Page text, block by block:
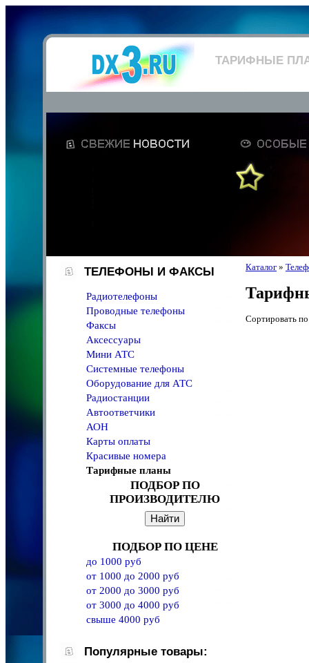
ТАРИФНЫЕ
ТЕЛЕФОНЫ И ФАКСЫ
Радиотелефоны
Проводные телефоны
Факсы
Аксессуары
Мини АТС
Системные телефоны
Оборудование для АТС
Радиостанции
Автоответчики
АОН
Карты оплаты
Красивые номера
Тарифные планы
ПОДБОР ПО
ПРОИЗВОДИТЕЛЮ
ПОДБОР ПО ЦЕНЕ
до 1000 руб
от 1000 до 2000 руб
от 2000 до 3000 руб
от 3000 до 4000 руб
свыше 4000 руб
Популярные товары:
Каталог »
Сортировать